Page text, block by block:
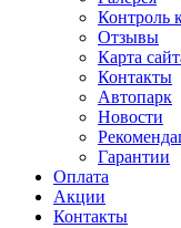
Контроль
Отзывы
Карта
Контакты
Автопарк
Новости
Гарантии
Оплата
Акции
Контакты